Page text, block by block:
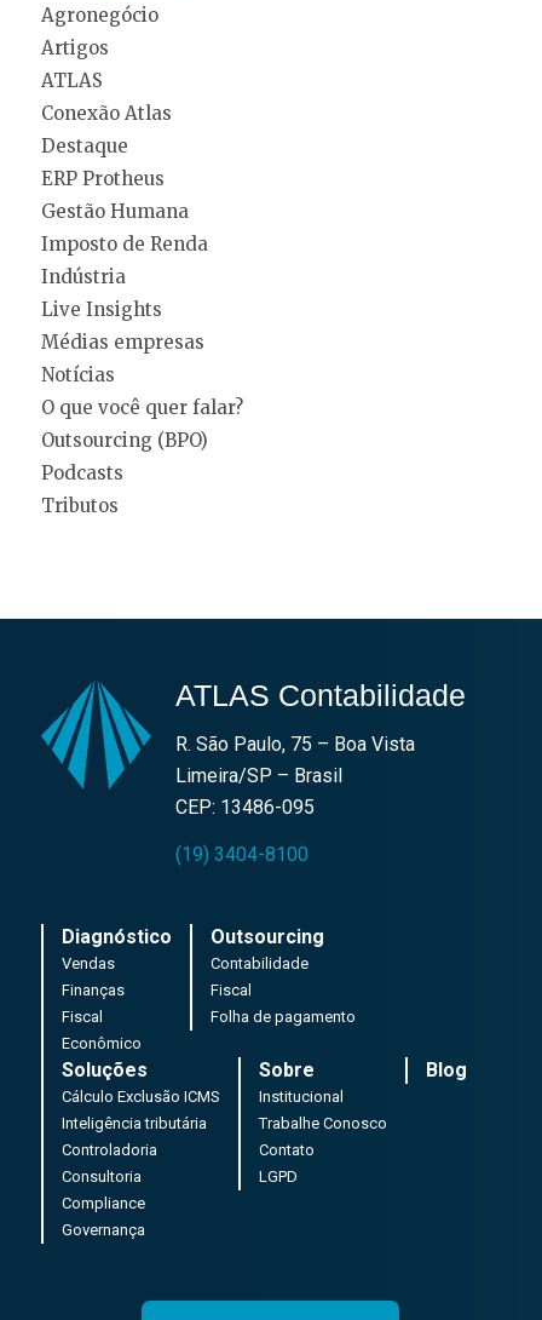
Agronegócio
Artigos
ATLAS
Conexão Atlas
Destaque
ERP Protheus
Gestão Humana
Imposto de Renda
Indústria
Live Insights
Médias empresas
Notícias
O que você quer falar?
Outsourcing (BPO)
Podcasts
Tributos
ATLAS Contabilidade
R. São Paulo, 75 – Boa Vista
Limeira/SP – Brasil
CEP: 13486-095
(19) 3404-8100
Diagnóstico
Vendas
Finanças
Fiscal
Econômico
Outsourcing
Contabilidade
Fiscal
Folha de pagamento
Soluções
Cálculo Exclusão ICMS
Inteligência tributária
Controladoria
Consultoria
Compliance
Governança
Sobre
Institucional
Trabalhe Conosco
Contato
LGPD
Blog